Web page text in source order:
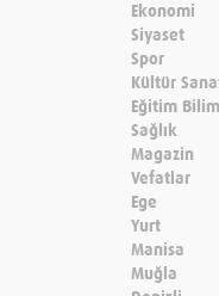
Ekonomi
Siyaset
Spor
Kültür
Eğitim
Sağlık
Magazin
Vefatlar
Ege
Yurt
Manisa
Muğla